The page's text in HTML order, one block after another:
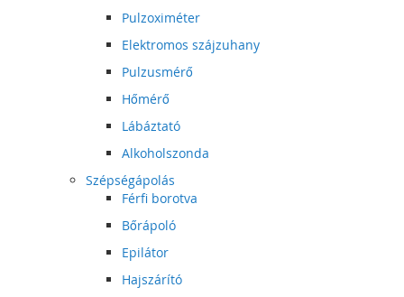
Pulzoximéter
Elektromos szájzuhany
Pulzusmérő
Hőmérő
Lábáztató
Alkoholszonda
Szépségápolás
Férfi borotva
Bőrápoló
Epilátor
Hajszárító